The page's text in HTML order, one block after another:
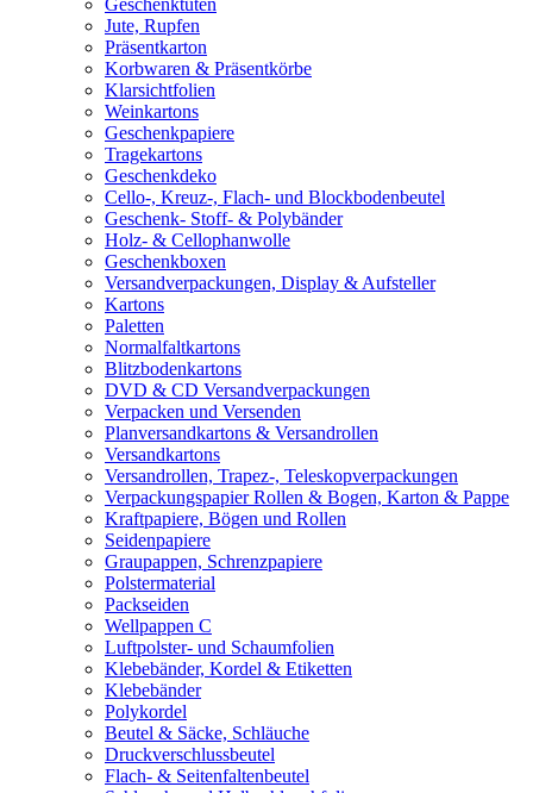
Geschenktüten
Jute, Rupfen
Präsentkarton
Korbwaren & Präsentkörbe
Klarsichtfolien
Weinkartons
Geschenkpapiere
Tragekartons
Geschenkdeko
Cello-, Kreuz-, Flach- und Blockbodenbeutel
Geschenk- Stoff- & Polybänder
Holz- & Cellophanwolle
Geschenkboxen
Versandverpackungen, Display & Aufsteller
Kartons
Paletten
Normalfaltkartons
Blitzbodenkartons
DVD & CD Versandverpackungen
Verpacken und Versenden
Planversandkartons & Versandrollen
Versandkartons
Versandrollen, Trapez-, Teleskopverpackungen
Verpackungspapier Rollen & Bogen, Karton & Pappe
Kraftpapiere, Bögen und Rollen
Seidenpapiere
Graupappen, Schrenzpapiere
Polstermaterial
Packseiden
Wellpappen C
Luftpolster- und Schaumfolien
Klebebänder, Kordel & Etiketten
Klebebänder
Polykordel
Beutel & Säcke, Schläuche
Druckverschlussbeutel
Flach- & Seitenfaltenbeutel